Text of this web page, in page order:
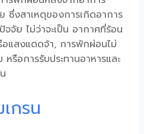
ซึ่งสาเหตุของการเกิดอาการ
จัย ไม่ว่าจะเป็น อากาศที่ร้อน
อแสงแดดจ้า, การพักผ่อนไม่
รือการรับประทานอาหารและ
กรน